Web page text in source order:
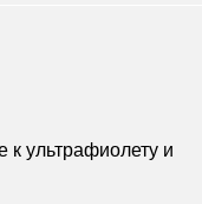
к ультрафиолету и